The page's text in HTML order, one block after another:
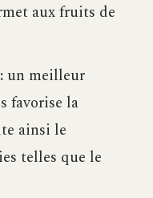
aux fruits de
un meilleur
favorise la
ainsi le
telles que le